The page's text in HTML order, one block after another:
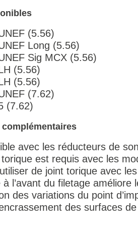
(5.56)
Long (5.56)
Sig MCX (5.56)
(5.56)
(5.56)
(7.62)
(7.62)
avec les réducteurs de
est requis avec les
de joint torique avec
à l’avant du filetage
des variations du point
des surfaces